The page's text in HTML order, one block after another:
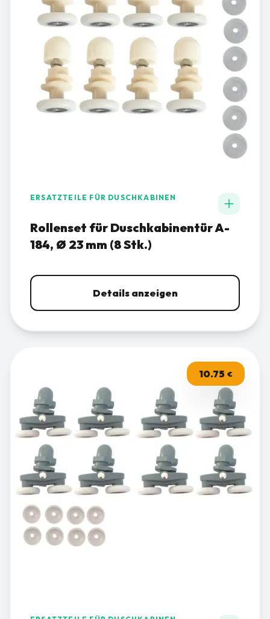
ERSATZTEILE FÜR DUSCHKABINEN
Rollenset für Duschkabinentür A-
184, Ø 23 mm (8 Stk.)
Details anzeigen
10.75 €